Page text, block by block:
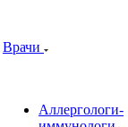
Врачи
Аллергологи-